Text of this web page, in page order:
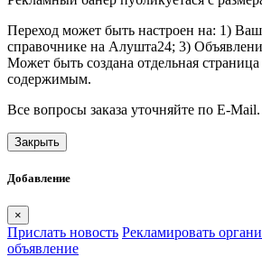
Переход может быть настроен на: 1)
справочнике на Алушта24; 3)
Может быть создана отдельная
содержимым.
Все вопросы заказа уточняйте по E-
Закрыть
Добавление
×
Прислать новость Рекламировать
объявление